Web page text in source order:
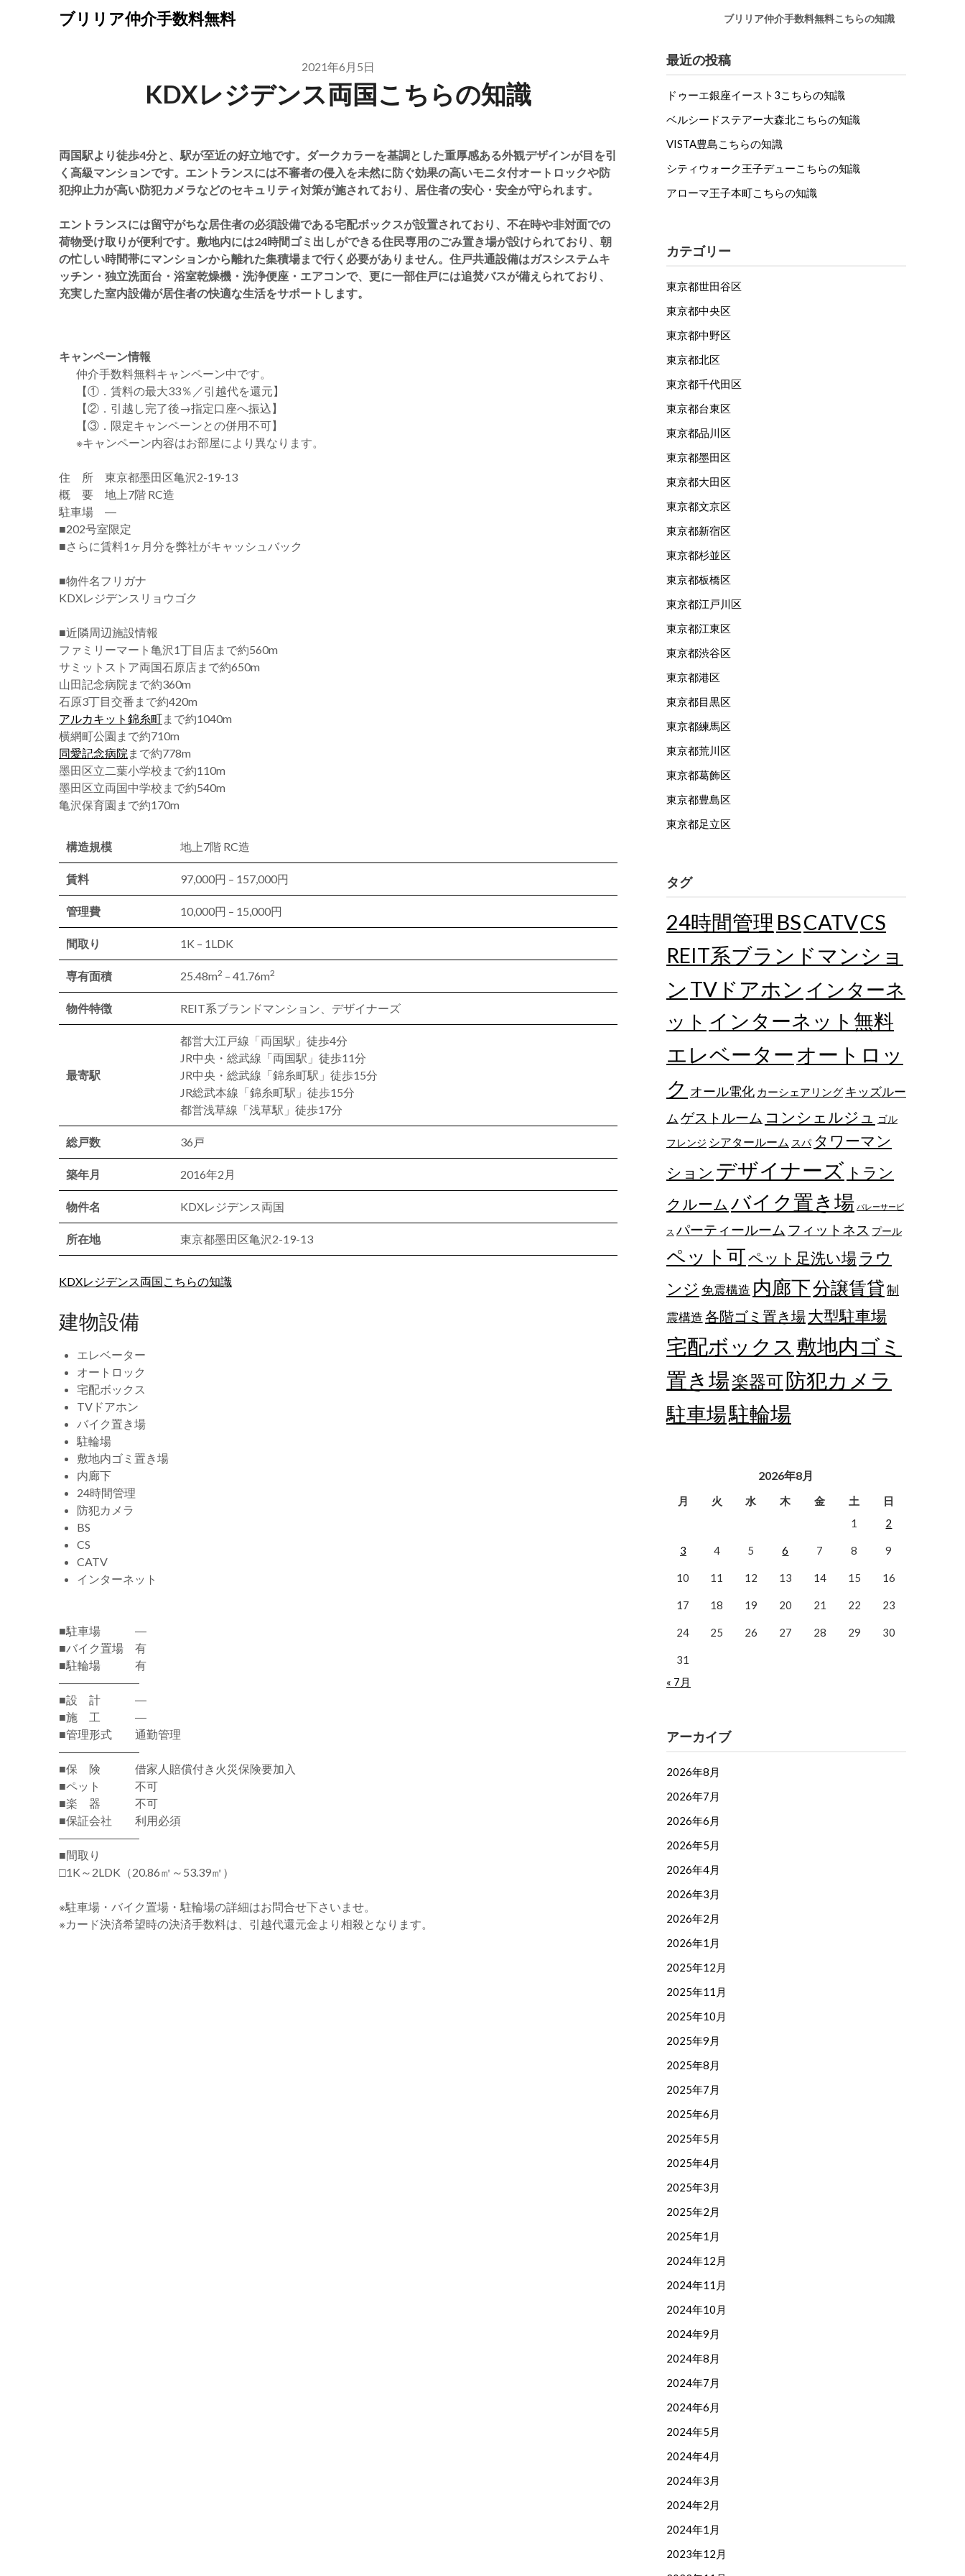
ブリリア仲介手数料無料 ブリリア仲介手数料無料こちらの知識
2021年6月5日
KDXレジデンス両国こちらの知識
両国駅より徒歩4分と、駅が至近の好立地です。ダークカラーを基調とした重厚感ある外観デザインが目を引
く高級マンションです。エントランスには不審者の侵入を未然に防ぐ効果の高いモニタ付オートロックや防
犯抑止力が高い防犯カメラなどのセキュリティ対策が施されており、居住者の安心・安全が守られます。
エントランスには留守がちな居住者の必須設備である宅配ボックスが設置されており、不在時や非対面での
荷物受け取りが便利です。敷地内には24時間ゴミ出しができる住民専用のごみ置き場が設けられており、朝
の忙しい時間帯にマンションから離れた集積場まで行く必要がありません。住戸共通設備はガスシステムキ
ッチン・独立洗面台・浴室乾燥機・洗浄便座・エアコンで、更に一部住戸には追焚バスが備えられており、
充実した室内設備が居住者の快適な生活をサポートします。
キャンペーン情報
仲介手数料無料キャンペーン中です。
【①．賃料の最大33％／引越代を還元】
【②．引越し完了後→指定口座へ振込】
【③．限定キャンペーンとの併用不可】
※キャンペーン内容はお部屋により異なります。
住 所 東京都墨田区亀沢2-19-13
概 要 地上7階 RC造
駐車場 ―
■202号室限定
■さらに賃料1ヶ月分を弊社がキャッシュバック
■物件名フリガナ
KDXレジデンスリョウゴク
■近隣周辺施設情報
ファミリーマート亀沢1丁目店まで約560m
サミットストア両国石原店まで約650m
山田記念病院まで約360m
石原3丁目交番まで約420m
アルカキット錦糸町まで約1040m
横網町公園まで約710m
同愛記念病院 まで約778m
墨田区立二葉小学校まで約110m
墨田区立両国中学校まで約540m
亀沢保育園まで約170m
構造規模 地上7階 RC造
賃料 97,000円 – 157,000円
管理費 10,000円 – 15,000円
間取り 1K – 1LDK
専有面積 25.48m2 – 41.76m2
物件特徴 REIT系ブランドマンション、デザイナーズ
最寄駅
都営大江戸線「両国駅」徒歩4分
JR中央・総武線「両国駅」徒歩11分
JR中央・総武線「錦糸町駅」徒歩15分
JR総武本線「錦糸町駅」徒歩15分
都営浅草線「浅草駅」徒歩17分
総戸数 36戸
築年月 2016年2月
物件名 KDXレジデンス両国
所在地 東京都墨田区亀沢2-19-13
KDXレジデンス両国こちらの知識
建物設備
エレベーター
オートロック
宅配ボックス
TVドアホン
バイク置き場
駐輪場
敷地内ゴミ置き場
内廊下
24時間管理
防犯カメラ
BS
CS
CATV
インターネット
■駐車場 ―
■バイク置場 有
■駐輪場 有
―――――――
■設 計 ―
■施 工 ―
■管理形式 通勤管理
―――――――
■保 険 借家人賠償付き火災保険要加入
■ペット 不可
■楽 器 不可
■保証会社 利用必須
―――――――
■間取り
□1K～2LDK（20.86㎡～53.39㎡）
※駐車場・バイク置場・駐輪場の詳細はお問合せ下さいませ。
※カード決済希望時の決済手数料は、引越代還元金より相殺となります。
最近の投稿
ドゥーエ銀座イースト3こちらの知識
ベルシードステアー大森北こちらの知識
VISTA豊島こちらの知識
シティウォーク王子デューこちらの知識
アローマ王子本町こちらの知識
カテゴリー
東京都世田谷区
東京都中央区
東京都中野区
東京都北区
東京都千代田区
東京都台東区
東京都品川区
東京都墨田区
東京都大田区
東京都文京区
東京都新宿区
東京都杉並区
東京都板橋区
東京都江戸川区
東京都江東区
東京都渋谷区
東京都港区
東京都目黒区
東京都練馬区
東京都荒川区
東京都葛飾区
東京都豊島区
東京都足立区
タグ
24時間管理 BSCATVCS
REIT系ブランドマンショ
ン TVドアホン インターネ
ット インターネット無料
エレベーター オートロッ
ク オール電化 カーシェアリング キッズルー
ム ゲストルーム コンシェルジュ
ゴル
フレンジ シアタールーム スパ タワーマン
ション デザイナーズ トラン
クルーム バイク置き場 バレーサービ
ス パーティールーム フィットネス プール
ペット可ペット足洗い場 ラウ
ンジ 免震構造 内廊下分譲賃貸制
震構造各階ゴミ置き場大型駐車場
宅配ボックス 敷地内ゴミ
置き場楽器可防犯カメラ
駐車場駐輪場
2026年8月
月 火 水 木 金 土
日
1
2
3 4 5 6 7 8 9
10 11 12 13 14 15 16
17 18 19 20 21 22 23
24 25 26 27 28 29 30
31
« 7月
アーカイブ
2026年8月
2026年7月
2026年6月
2026年5月
2026年4月
2026年3月
2026年2月
2026年1月
2025年12月
2025年11月
2025年10月
2025年9月
2025年8月
2025年7月
2025年6月
2025年5月
2025年4月
2025年3月
2025年2月
2025年1月
2024年12月
2024年11月
2024年10月
2024年9月
2024年8月
2024年7月
2024年6月
2024年5月
2024年4月
2024年3月
2024年2月
2024年1月
2023年12月